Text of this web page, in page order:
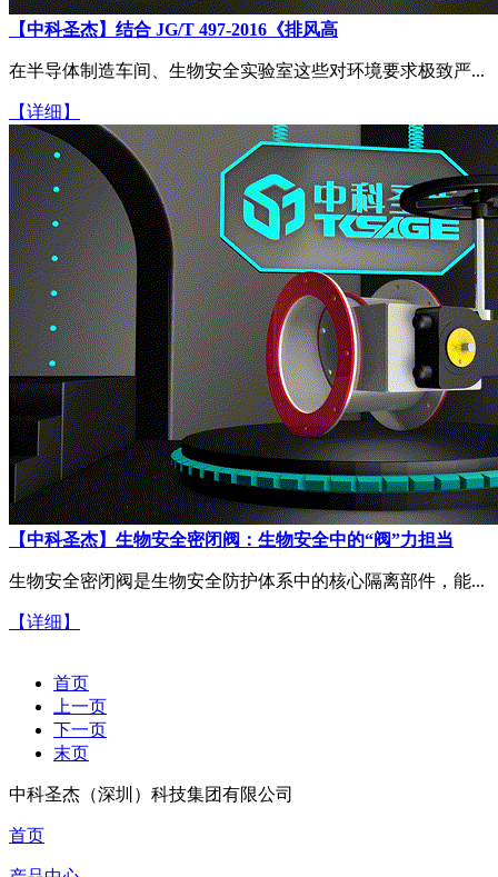
【中科圣杰】结合 JG/T 497-2016《排风高
在半导体制造车间、生物安全实验室这些对环境要求极致严...
【详细】
【中科圣杰】生物安全密闭阀：生物安全中的“阀”力担当
生物安全密闭阀是生物安全防护体系中的核心隔离部件，能...
【详细】
首页
上一页
下一页
末页
中科圣杰（深圳）科技集团有限公司
首页